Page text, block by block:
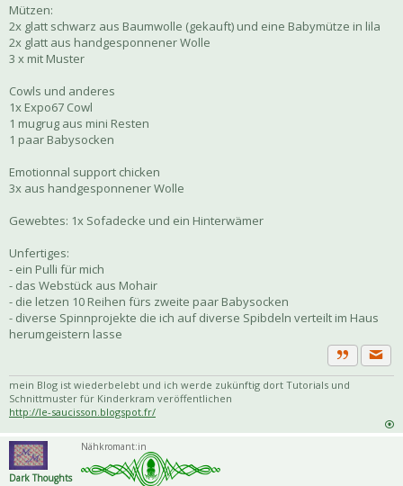
Mützen:
2x glatt schwarz aus Baumwolle (gekauft) und eine Babymütze in lila
2x glatt aus handgesponnener Wolle
3 x mit Muster
Cowls und anderes
1x Expo67 Cowl
1 mugrug aus mini Resten
1 paar Babysocken
Emotionnal support chicken
3x aus handgesponnener Wolle
Gewebtes: 1x Sofadecke und ein Hinterwämer
Unfertiges:
- ein Pulli für mich
- das Webstück aus Mohair
- die letzen 10 Reihen fürs zweite paar Babysocken
- diverse Spinnprojekte die ich auf diverse Spibdeln verteilt im Haus
herumgeistern lasse
Zitat
mein Blog ist wiederbelebt und ich werde zukünftig dort Tutorials und
Schnittmuster für Kinderkram veröffentlichen
http://le-saucisson.blogspot.fr/
Dark Thoughts
Nähkromant:in